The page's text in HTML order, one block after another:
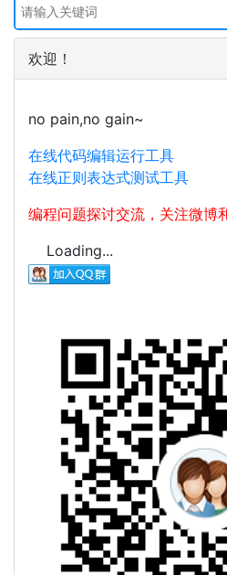
欢迎！
no pain,no gain~
在线代码编辑运行工具
在线正则表达式测试工具
编程问题探讨交流，关注微博
Loading...